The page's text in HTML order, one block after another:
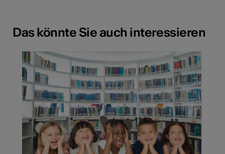
Das könnte Sie auch interessieren